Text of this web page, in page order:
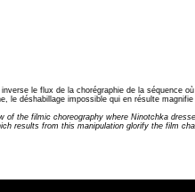
le flux de la chorégraphie de la séquence
le déshabillage impossible qui en résulte
of the filmic choreography where Ninotchka
results from this manipulation glorify the film